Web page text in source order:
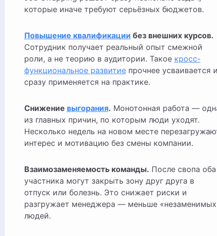
которые иначе требуют серьёзных бюджетов.
Повышение квалификации без внешних курсов.
Сотрудник получает реальный опыт смежной
роли, а не теорию в аудитории. Такое кросс-
функциональное развитиепрочнее усваивается
сразу применяется на практике.
Снижение выгорания. Монотонная работа —
из главных причин, по которым люди уходят.
Несколько недель на новом месте
интерес и мотивацию без смены компании.
Взаимозаменяемость команды. После свопа оба
участника могут закрыть зону друг друга в
отпуск или болезнь. Это снижает риски и
разгружает менеджера — меньше
людей.